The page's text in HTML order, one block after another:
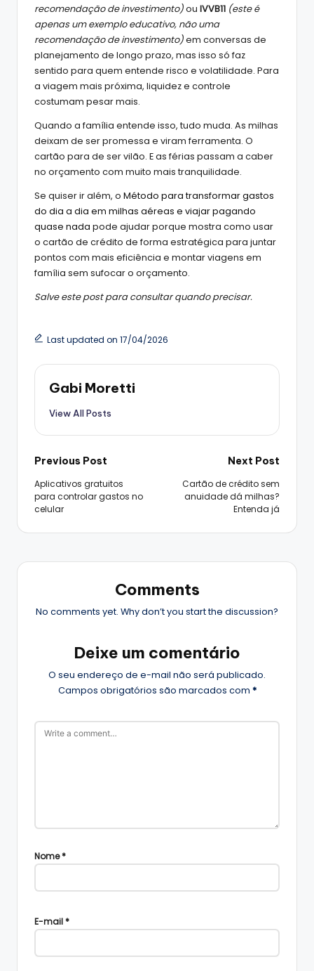
recomendação de investimento)ou IVVB11 (este é
apenas um exemplo educativo, não uma
recomendação de investimento)em conversas de
planejamento de longo prazo, mas isso só faz
sentido para quem entende risco e volatilidade. Para
a viagem mais próxima, liquidez e controle
costumam pesar mais.
Quando a família entende isso, tudo muda. As milhas
deixam de ser promessa e viram ferramenta. O
cartão para de ser vilão. E as férias passam a caber
no orçamento com muito mais tranquilidade.
Se quiser ir além, o Método para transformar gastos
do dia a dia em milhas aéreas e viajar pagando
quase nada pode ajudar porque mostra como usar
o cartão de crédito de forma estratégica para juntar
pontos com mais eficiência e montar viagens em
família sem sufocar o orçamento.
Salve este post para consultar quando precisar.
Last updated on 17/04/2026
Gabi Moretti
View All Posts
Post
navigation
Previous Post
Aplicativos gratuitos
para controlar gastos no
celular
Next Post
Cartão de crédito sem
anuidade dá milhas?
Entenda já
Comments
No comments yet. Why don’t you start the discussion?
Deixe um comentário
O seu endereço de e-mail não será publicado.
Campos obrigatórios são marcados com *
Nome*
E-mail*